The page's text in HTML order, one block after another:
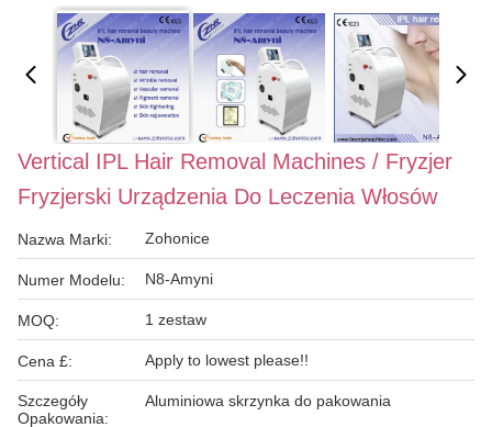
Vertical IPL Hair Removal Machines / Fryzjer
Fryzjerski Urządzenia Do Leczenia Włosów
Nazwa Marki: Zohonice
Numer Modelu: N8-Amyni
MOQ: 1 zestaw
Cena £: Apply to lowest please!!
Szczegóły
Opakowania:
Aluminiowa skrzynka do pakowania